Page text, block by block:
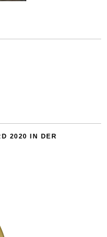
2020 IN DER